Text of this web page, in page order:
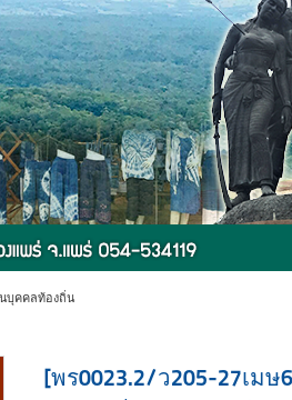
บุคคลท้องถิ่น
[พร0023.2/ว205-27เม